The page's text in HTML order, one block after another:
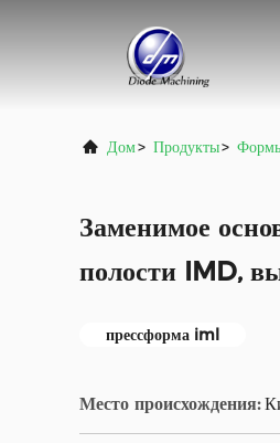
Дом> Продукты>
Заменимое
полости IMD,
прессформа iml
Место происхождения: